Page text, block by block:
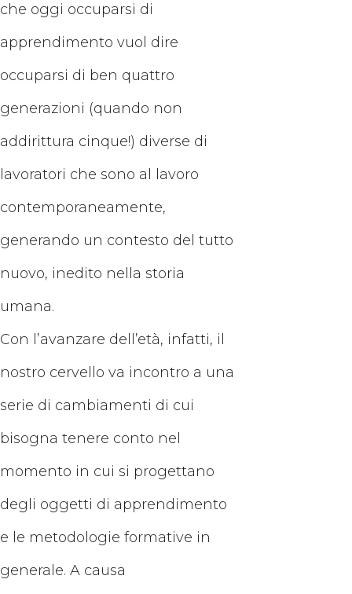
che oggi occuparsi di
apprendimento vuol dire
occuparsi di ben quattro
generazioni (quando non
addirittura cinque!) diverse di
lavoratori che sono al lavoro
contemporaneamente,
generando un contesto del tutto
nuovo, inedito nella storia
umana.
Con l’avanzare dell’età, infatti, il
nostro cervello va incontro a una
serie di cambiamenti di cui
bisogna tenere conto nel
momento in cui si progettano
degli oggetti di apprendimento
e le metodologie formative in
generale. A causa